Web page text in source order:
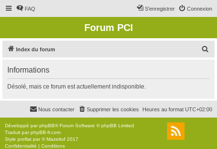
FAQ Connexion
S’enregistrer
Forum PCI
Index du forum
r
c
Informations
Désolé, mais ce forum est actuellement indisponible.
Heures au format UTC+02:00
Supprimer les cookies
Nous contacter
Développé parphpBB® Forum Software © phpBB Limited
Traduit parphpBB-fr.com
Style proflat par ©Mazeltof 2017
Confidentialité | Conditions